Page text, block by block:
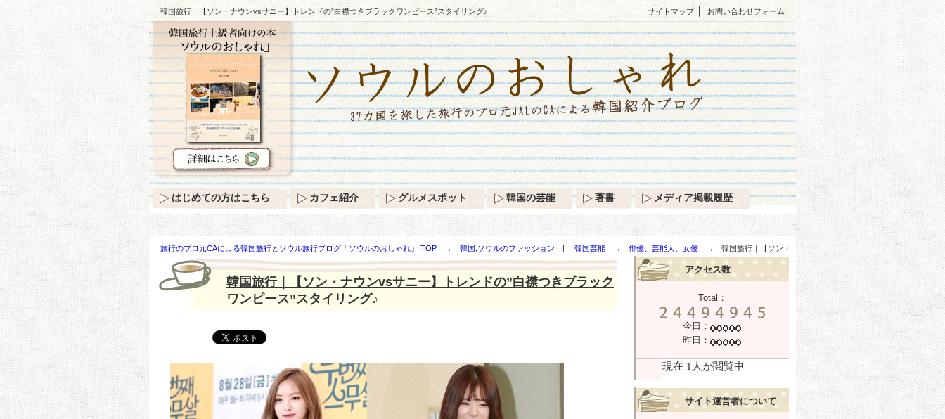
韓国旅行｜【ソン・ナウンvsサニー】トレンドの”白襟つきブラックワンピース”スタイリング♪
旅行のプロ元CAによる韓国旅行とソウル旅行ブログ「ソウルのおしゃれ」 TOP → 韓国,ソウルのファッション | 韓国芸能 → 俳優、芸能人、女優 → 韓国旅行｜【ソン・
ナウンvsサニー】トレンドの”白襟つきブラックワンピース”スタイリング♪
韓国旅行｜【ソン・ナウンvsサニー】トレンドの”白襟つきブラック
ワンピース”スタイリング♪
アクセス数
Total：
今日：
昨日：
サイト運営者について
サイトマップ｜ お問い合わせフォーム
はじめての方はこちら カフェ紹介 グルメスポット 韓国の芸能 著書 メディア掲載履歴